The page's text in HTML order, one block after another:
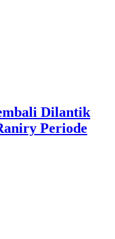
Dilantik
Periode